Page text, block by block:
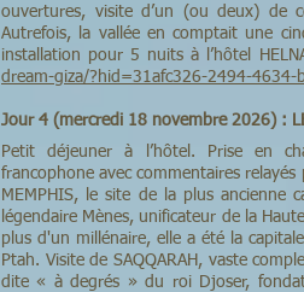
ouvertures, visite d’un (ou deux) de
Autrefois, la vallée en comptait une
installation pour 5 nuits à l’hôtel
dream-giza/?hid=31afc326-2494-4634-
Jour 4 (mercredi 18 novembre 2026) : LE
Petit déjeuner à l’hôtel. Prise en
francophone avec commentaires
MEMPHIS, le site de la plus ancienne
légendaire Mènes, unificateur de la
plus d'un millénaire, elle a été la
Ptah. Visite de SAQQARAH, vaste
dite « à degrés » du roi Djoser,